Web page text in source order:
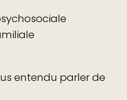
entendu parler de